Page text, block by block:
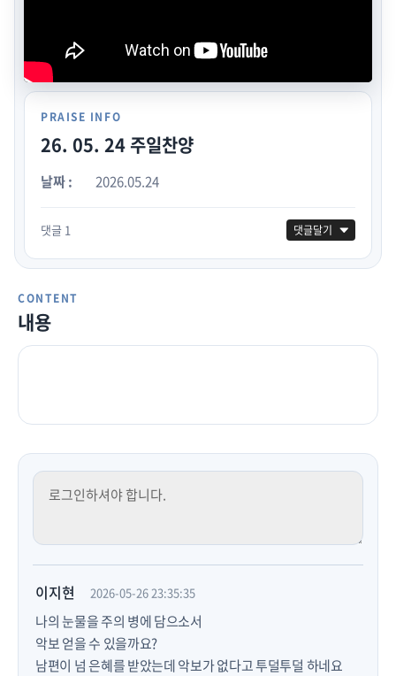
PRAISE INFO
26. 05. 24 주일찬양
날짜 : 2026.05.24
댓글 1 댓글달기
CONTENT
내용
이지현 2026-05-26 23:35:35
나의 눈물을 주의 병에 담으소서
악보 얻을 수 있을까요?
남편이 넘 은혜를 받았는데 악보가 없다고 투덜투덜 하네요